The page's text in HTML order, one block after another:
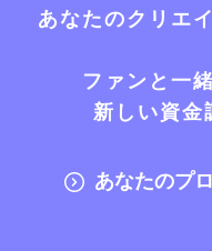
あなたのクリエ
ファンと一
新しい資金
あなたのプ